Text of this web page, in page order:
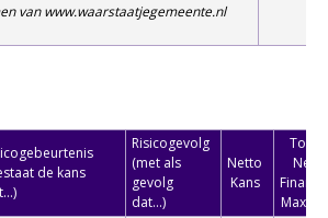
van www.waarstaatjegemeente.nl
de kans
Risicogevolg
(met als
gevolg
dat...)
Netto
Kans
Netto